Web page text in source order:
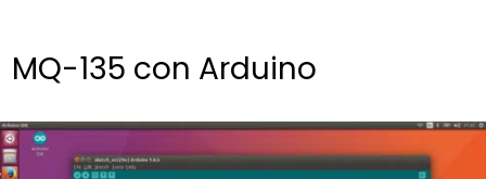
MQ-135 con Arduino